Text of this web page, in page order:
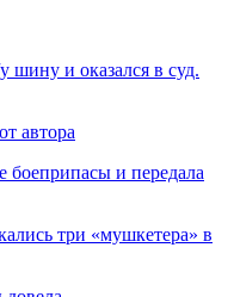
шину и оказался в суд.
автора
и передала
три «мушкетера» в